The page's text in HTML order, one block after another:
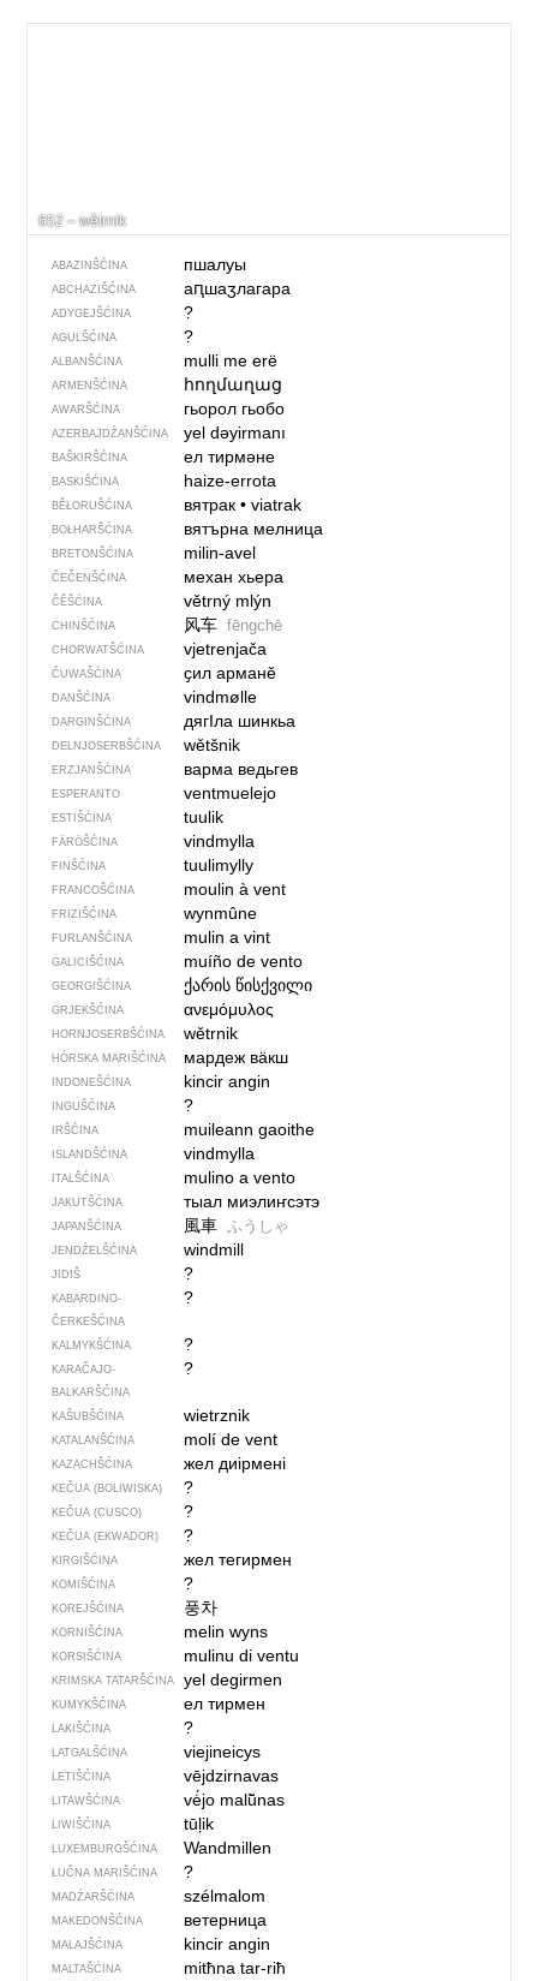
652 – wětrnik
ABAZINŠĆINA пшалуы
ABCHAZIŠĆINA аԥшаӡлагара
ADYGEJŠĆINA ?
AGULŠĆINA ?
ALBANŠĆINA mulli me erë
ARMENŠĆINA հողմաղաց
AWARŠĆINA гьорол гьобо
AZERBAJDŹANŠĆINA yel dəyirmanı
BAŠKIRŠĆINA ел тирмәне
BASKIŠĆINA haize-errota
BĚŁORUŠĆINA вятрак• viatrak
BOŁHARŠĆINA вятърна мелница
BRETONŠĆINA milin-avel
ČEČENŠĆINA механ хьера
ČĚŠĆINA větrný mlýn
CHINŠĆINA 风车 fēngchē
CHORWATŠĆINA vjetrenjača
ČUWAŠĆINA ҫил арманĕ
DANŠĆINA vindmølle
DARGINŠĆINA дягIла шинкьа
DELNJOSERBŠĆINA wětšnik
ERZJANŠĆINA варма ведьгев
ESPERANTO ventmuelejo
ESTIŠĆINA tuulik
FÄRÖŠĆINA vindmylla
FINŠĆINA tuulimylly
FRANCOŠĆINA moulin à vent
FRIZIŠĆINA wynmûne
FURLANŠĆINA mulin a vint
GALICIŠĆINA muíño de vento
GEORGIŠĆINA ქარის წისქვილი
GRJEKŠĆINA ανεμόμυλος
HORNJOSERBŠĆINA wětrnik
HÓRSKA MARIŠĆINA мардеж вӓкш
INDONEŠĆINA kincir angin
INGUŠĆINA ?
IRŠĆINA muileann gaoithe
ISLANDŠĆINA vindmylla
ITALŠĆINA mulino a vento
JAKUTŠĆINA тыал миэлиҥсэтэ
JAPANŠĆINA 風車 ふうしゃ
JENDŹELŠĆINA windmill
JIDIŠ ?
KABARDINO-
ČERKEŠĆINA
?
KALMYKŠĆINA ?
KARAČAJO-
BALKARŠĆINA
?
KAŠUBŠĆINA wietrznik
KATALANŠĆINA molí de vent
KAZACHŠĆINA жел диірмені
KEČUA (BOLIWISKA) ?
KEČUA (CUSCO) ?
KEČUA (EKWADOR) ?
KIRGIŠĆINA жел тегирмен
KOMIŠĆINA ?
KOREJŠĆINA 풍차
KORNIŠĆINA melin wyns
KORSIŠĆINA mulinu di ventu
KRIMSKA TATARŠĆINA yel degirmen
KUMYKŠĆINA ел тирмен
LAKIŠĆINA ?
LATGALŠĆINA viejineicys
LETIŠĆINA vējdzirnavas
LITAWŠĆINA vė́jo malū̃nas
LIWIŠĆINA tūļik
LUXEMBURGŠĆINA Wandmillen
ŁUČNA MARIŠĆINA ?
MADŹARŠĆINA szélmalom
MAKEDONŠĆINA ветерница
MALAJŠĆINA kincir angin
MALTAŠĆINA mitħna tar-riħ